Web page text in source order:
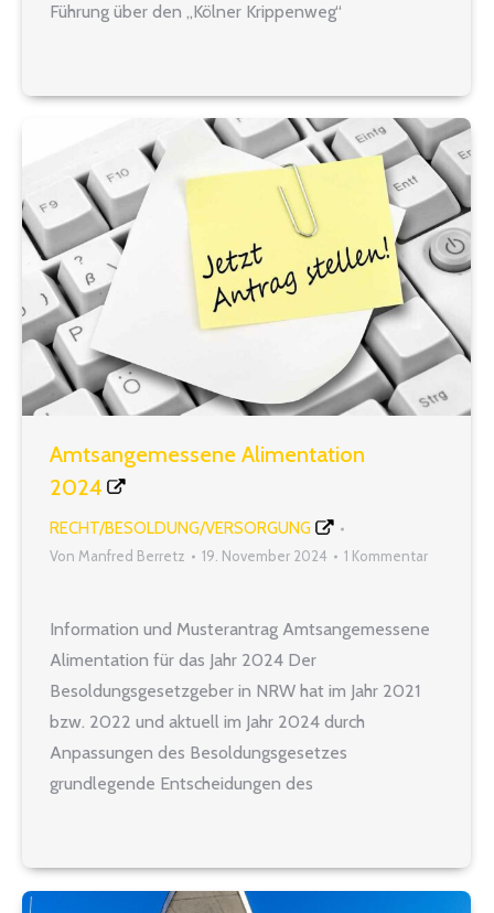
Führung über den „Kölner Krippenweg“
Stunden unterwegs sein.…
Amtsangemessene Alimentation
2024
RECHT/BESOLDUNG/VERSORGUNG
Von Manfred Berretz 19. November 2024 1 Kommentar
Information und Musterantrag Amtsangemessene
Alimentation für das Jahr 2024 Der
Besoldungsgesetzgeber in NRW hat im Jahr 2021
bzw. 2022 und aktuell im Jahr 2024 durch
Anpassungen des Besoldungsgesetzes
grundlegende Entscheidungen des
Allerdings muss davon ausgegangen werden, dass
den mit Art. 33 GG vorgegebenen und durch die